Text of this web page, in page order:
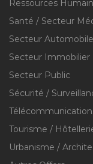
Ressources
Santé / Secteur
Secteur Automobile
Secteur Immobilier
Secteur Public
Sécurité /
Tourisme /
Urbanisme /